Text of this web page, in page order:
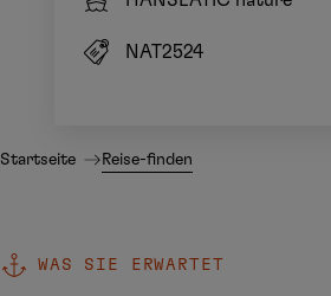
NAT2524
Startseite Reise-finden
WAS SIE ERWARTET